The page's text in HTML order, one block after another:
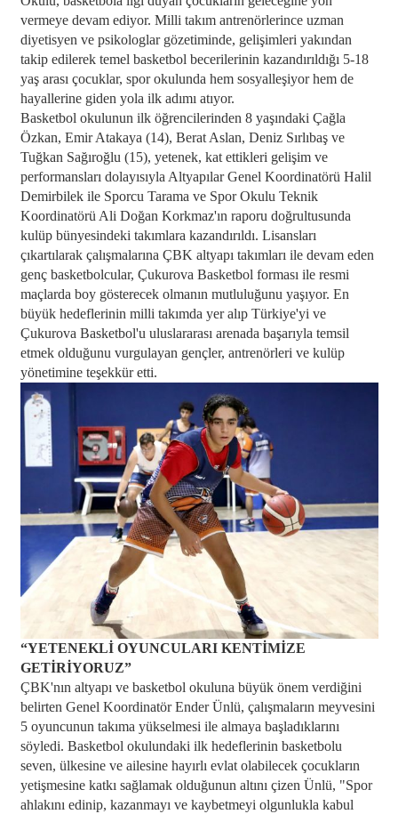
vermeye devam ediyor. Milli takım antrenörlerince uzman
diyetisyen ve psikologlar gözetiminde, gelişimleri yakından
takip edilerek temel basketbol becerilerinin kazandırıldığı 5-18
yaş arası çocuklar, spor okulunda hem sosyalleşiyor hem de
hayallerine giden yola ilk adımı atıyor.
Basketbol okulunun ilk öğrencilerinden 8 yaşındaki Çağla
Özkan, Emir Atakaya (14), Berat Aslan, Deniz Sırlıbaş ve
Tuğkan Sağıroğlu (15), yetenek, kat ettikleri gelişim ve
performansları dolayısıyla Altyapılar Genel Koordinatörü Halil
Demirbilek ile Sporcu Tarama ve Spor Okulu Teknik
Koordinatörü Ali Doğan Korkmaz'ın raporu doğrultusunda
kulüp bünyesindeki takımlara kazandırıldı. Lisansları
çıkartılarak çalışmalarına ÇBK altyapı takımları ile devam eden
genç basketbolcular, Çukurova Basketbol forması ile resmi
maçlarda boy gösterecek olmanın mutluluğunu yaşıyor. En
büyük hedeflerinin milli takımda yer alıp Türkiye'yi ve
Çukurova Basketbol'u uluslararası arenada başarıyla temsil
etmek olduğunu vurgulayan gençler, antrenörleri ve kulüp
yönetimine teşekkür etti.
“YETENEKLİ OYUNCULARI KENTİMİZE
GETİRİYORUZ”
ÇBK'nın altyapı ve basketbol okuluna büyük önem verdiğini
belirten Genel Koordinatör Ender Ünlü, çalışmaların meyvesini
5 oyuncunun takıma yükselmesi ile almaya başladıklarını
söyledi. Basketbol okulundaki ilk hedeflerinin basketbolu
seven, ülkesine ve ailesine hayırlı evlat olabilecek çocukların
yetişmesine katkı sağlamak olduğunun altını çizen Ünlü, "Spor
ahlakını edinip, kazanmayı ve kaybetmeyi olgunlukla kabul